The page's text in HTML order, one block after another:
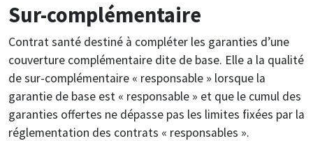
Sur-complémentaire
Contrat santé destiné à compléter les garanties d’une
couverture complémentaire dite de base. Elle a la qualité
de sur-complémentaire « responsable » lorsque la
garantie de base est « responsable » et que le cumul des
garanties offertes ne dépasse pas les limites fixées par la
réglementation des contrats « responsables ».